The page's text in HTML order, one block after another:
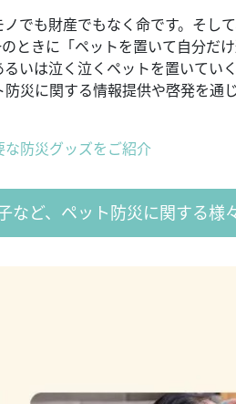
でも財産でもなく命です。そし
ときに「ペットを置いて自分だ
いは泣く泣くペットを置いてい
災に関する情報提供や啓発を通
防災グッズをご紹介
など、ペット防災に関する様